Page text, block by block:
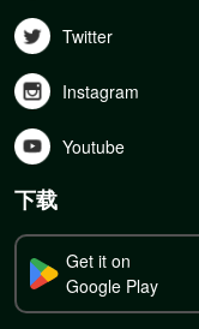
Twitter
Instagram
Youtube
下载
Get it on
Google Play